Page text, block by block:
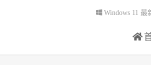
Windows 11 最